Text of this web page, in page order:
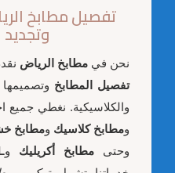
تفصيل مطابخ
نحن في مطابخ الرياض
تفصيل المطابخ
والكلاسيكية. نغطي جميع
ومطابخ كلاسيك ومطابخ
وحتى مطابخ أكريليك و